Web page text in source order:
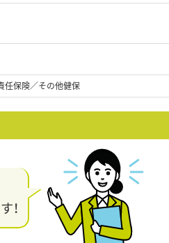
任保険／その他健保
！